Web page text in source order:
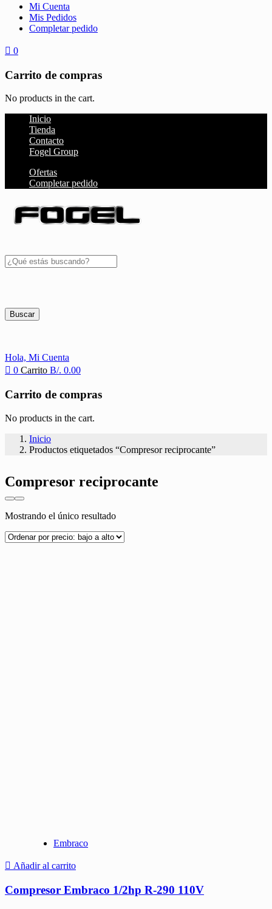
Mi Cuenta
Mis Pedidos
Completar pedido
0
Carrito de compras
No products in the cart.
Inicio
Tienda
Contacto
Fogel Group
Ofertas
Completar pedido
Buscar
Hola, Mi Cuenta
0 Carrito B/. 0.00
Carrito de compras
No products in the cart.
Inicio
Productos etiquetados “Compresor reciprocante”
Compresor reciprocante
Mostrando el único resultado
Embraco
Añadir al carrito
Compresor Embraco 1/2hp R-290 110V